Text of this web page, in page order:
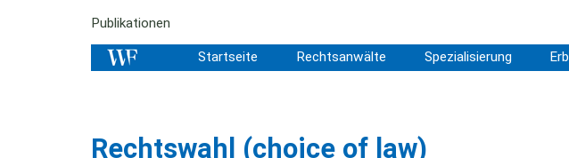
Publikationen
Startseite Rechtsanwälte Spezialisierung
Rechtswahl (choice of law)